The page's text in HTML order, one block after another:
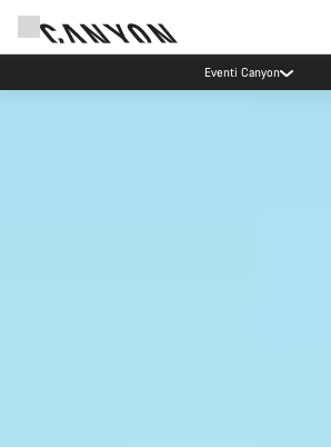
Risparmia con la newsletter Canyon